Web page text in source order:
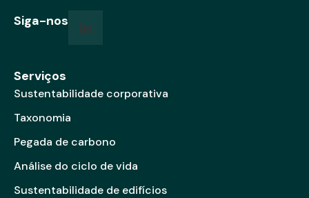
Siga-nos
Serviços
Sustentabilidade corporativa
Taxonomia
Pegada de carbono
Análise do ciclo de vida
Sustentabilidade de edifícios